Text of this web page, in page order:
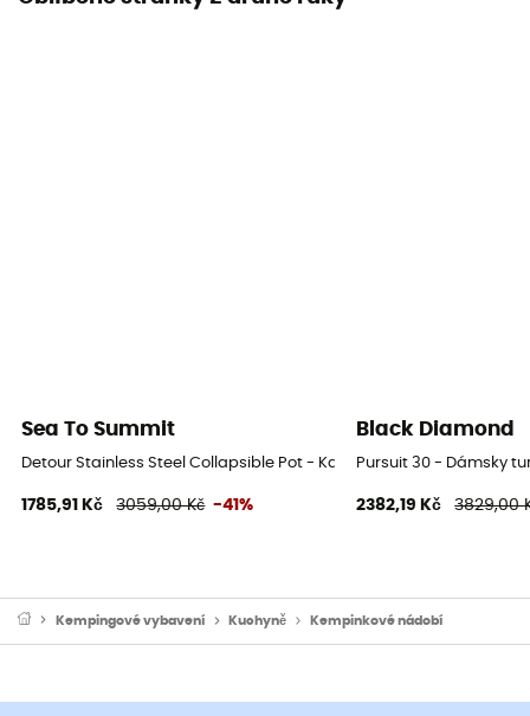
Sea To Summit
Detour Stainless Steel Collapsible Pot - Kastrol
1785,91 Kč 3059,00 Kč -41%
Black Diamond
Pursuit 30 - Dámsky
2382,19 Kč 3829,00
Kempingové vybavení Kuchyně Kempinkové nádobí